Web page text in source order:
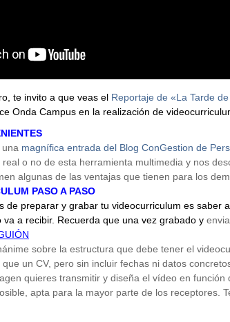
te invito a que veas el Reportaje de «La Tarde
Onda Campus en la realización de
una magnífica entrada del Blog ConGestion de
o no de esta herramienta multimedia y nos
algunas de las ventajas que tienen para los
PASO A PASO
de preparar y grabar tu videocurriculum es saber
va a recibir. Recuerda que una vez grabado y
sobre la estructura que debe tener el
un CV, pero sin incluir fechas ni datos
quieres transmitir y diseña el vídeo en
apta para la mayor parte de los receptores.